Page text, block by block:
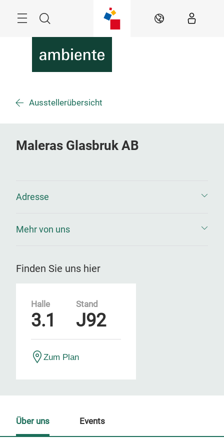
Suche DE
Ausstellerübersicht
Maleras Glasbruk AB
Adresse
Mehr von uns
Finden Sie uns hier
Halle
3.1
Stand
J92
Zum Plan
Über uns Events